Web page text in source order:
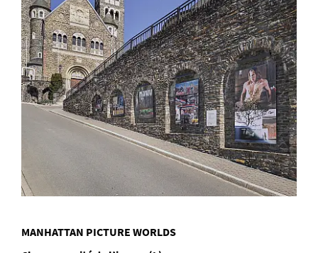
MANHATTAN PICTURE WORLDS